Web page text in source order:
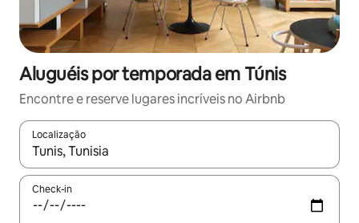
Aluguéis por temporada em Túnis
Encontre e reserve lugares incríveis no Airbnb
Localização
Quando os resultados estiverem disponíveis, explore-os
Check-in